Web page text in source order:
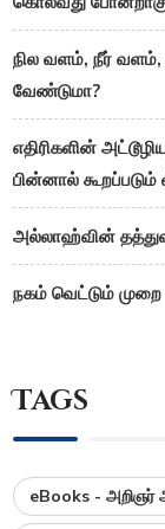
நில வளம், நீர் வளம்,
வேண்டுமா?
எதிரிகளின்
பின்னால்
அல்லாஹ்வின்
Tags
eBooks - அறிஞர்